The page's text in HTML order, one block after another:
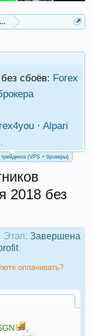
роботы Форекс и бинарных опционов
сбоёв: Forex
· Alpari
(VPS + брокеры)
2018 без
Этап: Завершена
оплачивать?